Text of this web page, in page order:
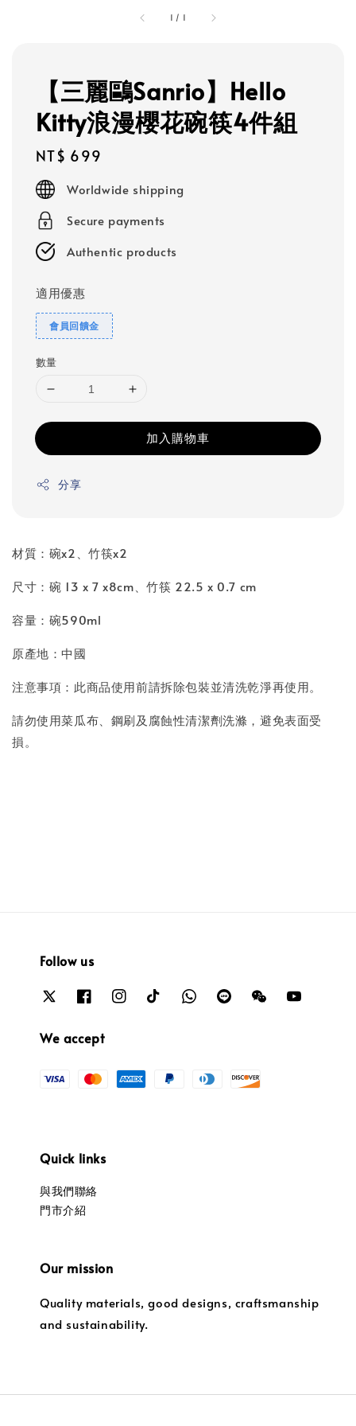
1 / 1
【三麗鷗Sanrio】Hello
Kitty浪漫櫻花碗筷4件組
Regular
price
NT$ 699
Worldwide shipping
Secure payments
Authentic products
適用優惠
會員回饋金
數量
加入購物車
分享
材質：碗x2、竹筷x2
尺寸：碗 13 x 7 x8cm、竹筷 22.5 x 0.7 cm
容量：碗590ml
原產地：中國
注意事項：此商品使用前請拆除包裝並清洗乾淨再使用。
請勿使用菜瓜布、鋼刷及腐蝕性清潔劑洗滌，避免表面受
損。
Follow us
We accept
Quick links
與我們聯絡
門市介紹
Our mission
Quality materials, good designs, craftsmanship
and sustainability.